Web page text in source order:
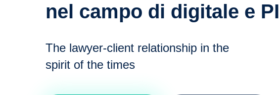
nel campo di digitale e PI
The lawyer-client relationship in the
spirit of the times